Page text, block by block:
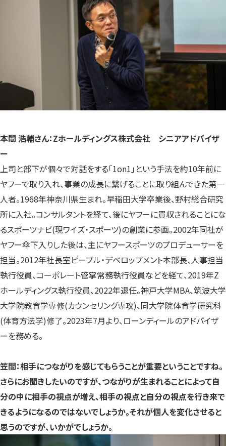
本間 浩輔さん：Zホールディングス株式会社 シニアアドバイザ
ー
上司と部下が個々で対話をする「1on1」という手法を約10年前に
ヤフーで取り入れ、事業の成長に繋げることに取り組んできた第一
人者。1968年神奈川県生まれ。早稲田大学卒業後、野村総合研究
所に入社。コンサルタントを経て、後にヤフーに買収されることにな
るスポーツナビ(現ワイズ・スポーツ)の創業に参画。2002年同社が
ヤフー傘下入りした後は、主にヤフースポーツのプロデューサーを
担当。2012年社長室ピープル・デベロップメント本部長、人事担当
執行役員、コーポレート管掌常務執行役員などを経て、2019年Z
ホールディングス執行役員、2022年退任。神戸大学MBA、筑波大学
大学院教育学専修(カウンセリング専攻)、同大学院体育学研究科
(体育方法学)修了。2023年7月より、ローンディールのアドバイザ
ーを務める。
笠間：相手につながりを感じてもらうことが重要ということですね。
さらにお聞きしたいのですが、つながりが生まれることによって自
分の中に相手の視点が増え、相手の視点と自分の視点を行き来で
きるようになるのではないでしょうか。それが個人を変化させると
思うのですが、いかがでしょうか。